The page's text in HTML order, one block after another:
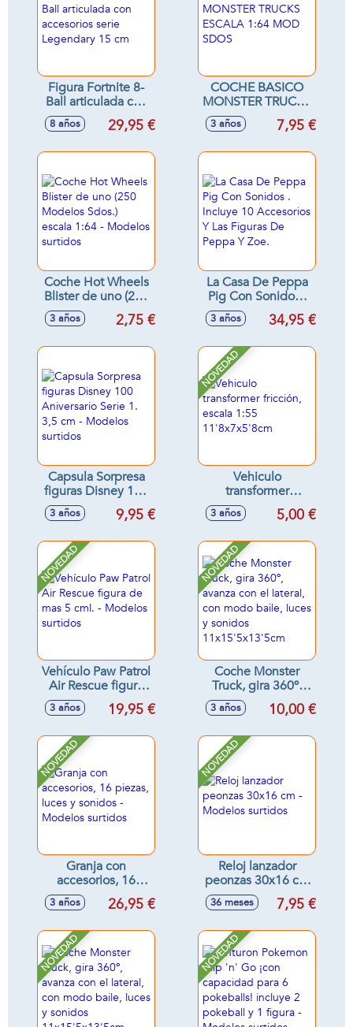
Figura Fortnite 8-
Ball articulada con
accesorios serie
Legendary 15 cm
8 años 29,95 €
COCHE BASICO
MONSTER TRUCKS
ESCALA 1:64 MOD
SDOS
3 años 7,95 €
Coche Hot Wheels
Blister de uno (250
Modelos Sdos.)
escala 1:64 -
3 años 2,75 €
La Casa De Peppa
Pig Con Sonidos .
Incluye 10
Accesorios Y Las
Zoe.
3 años 34,95 €
Capsula Sorpresa
figuras Disney 100
Aniversario Serie 1.
3,5 cm - Modelos
3 años 9,95 €
NOVEDAD
Vehiculo
transformer
fricción, escala 1:55
11'8x7x5'8cm
3 años 5,00 €
NOVEDAD
Vehículo Paw Patrol
Air Rescue figura
de mas 5 cml. -
Modelos surtidos
3 años 19,95 €
NOVEDAD
Coche Monster
Truck, gira 360º,
avanza con el
lateral, con modo
sonidos
11x15'5x13'5cm
3 años 10,00 €
NOVEDAD
Granja con
accesorios, 16
piezas, luces y
sonidos - Modelos
3 años 26,95 €
NOVEDAD
Reloj lanzador
peonzas 30x16 cm
- Modelos surtidos
36 meses 7,95 €
NOVEDAD NOVEDAD